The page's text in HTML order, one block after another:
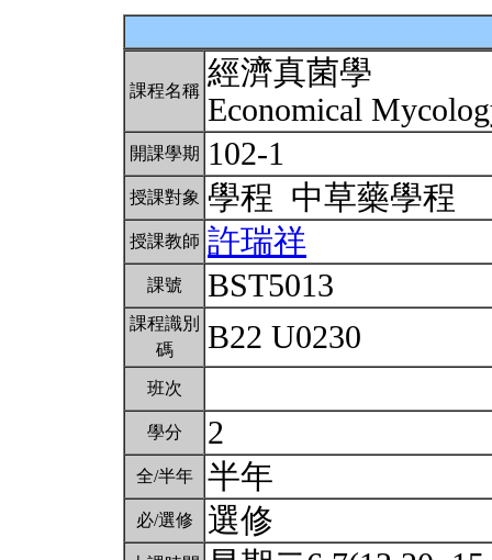
課程名稱 經濟真菌學
Economical
開課學期 102-1
授課對象 學程 中草藥學程
授課教師 許瑞祥
課號 BST5013
課程識別
碼
B22 U0230
班次
學分 2
全/半年 半年
必/選修 選修